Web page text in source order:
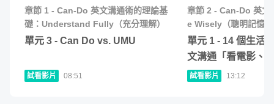
單元 7 - 10 個工作實戰任務：用英文溝通
「個人優勢」
06:17
單元 8 - 10 個工作實戰任務：用英文溝通
10:31
節 2-6 中至少 5 個用法，用 90 秒內的時間
分享一個你喜歡的台灣餐廳，告訴對方為
什麼你喜歡這家餐廳，並敘述整個用餐體
查看作業
章節 1 - Can-Do 英文溝通術的理論基
礎：Understand Fully（充分理解）
單元 3 - Can Do vs. UMU
試看影片 08:51
章節 2 - Can-Do 英文
e Wisely（聰明記憶）
單元 1 - 14 個生活
文溝通「看電影、
試看影片 13:12